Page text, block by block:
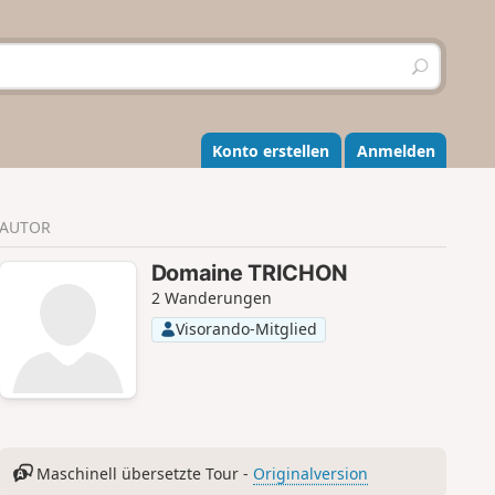
S
u
h
e
n
Konto erstellen Anmelden
AUTOR
Domaine TRICHON
2 Wanderungen
Visorando-Mitglied
Maschinell übersetzte Tour - Originalversion